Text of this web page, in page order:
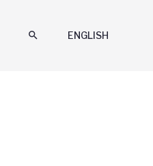
ENGLISH
search